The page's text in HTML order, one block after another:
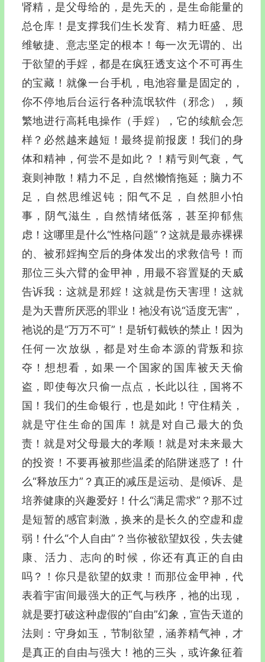
肾精，是父母给的，是先天的，是生命能量的
总仓库！是支撑我们生长发育、精力旺盛、思
维敏捷、意志坚定的根本！每一次无谓的、出
于欲望的手婬，都是在疯狂透支这个不可再生
的宝藏！就像一台手机，电池容量是固定的，
你不停地后台运行各种流氓软件（邪念），频
繁地进行高耗电操作（手婬），它的续航会怎
样？必然越来越短！最终提前报废！我们的身
体和精神，何尝不是如此？！精亏则气衰，气
衰则神散！精力不足，自然懒惰拖延；脑力不
足，自然思维迟钝；阳气不足，自然胆小怕
事，阴气滋生，自然情绪低落，甚至抑郁焦
虑！这哪里是什么“性格问题”？这就是最赤裸裸
的、被邪婬掏空后的身体发出的求救信号！而
那位三头六臂的金甲神，用最不容置疑的天威
告诉我：这就是邪婬！这就是伤天害理！这就
是为天曹所厌恶的罪业！祂没有说“适度无害”，
祂说的是“万万不可”！是斩钉截铁的禁止！因为
任何一次放纵，都是对生命本源的背叛和掠
夺！想想看，如果一个国家的国库被天天偷
盗，即使每次只偷一点点，长此以往，国将不
国！我们的生命银行，也是如此！守住精关，
就是守住生命的国库！就是对自己最大的负
责！就是对父母最大的孝顺！就是对未来最大
的投资！不要再被那些温柔的陷阱迷惑了！什
么“释放压力”？真正的减压是运动、是倾诉、是
培养健康的兴趣爱好！什么“满足需求”？那不过
是短暂的感官刺激，换来的是长久的空虚和虚
弱！什么“个人自由”？当你被欲望奴役，失去健
康、活力、志向的时候，你还有真正的自由
吗？！你只是欲望的奴隶！而那位金甲神，代
表着宇宙间最强大的正气与秩序，祂的出现，
就是要打破这种虚假的“自由”幻象，宣告天道的
法则：守身如玉，节制欲望，涵养精气神，才
是真正的自由与强大！祂的三头，或许象征着